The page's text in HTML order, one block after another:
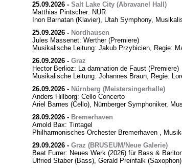
25.09.2026- Salt Lake City (Abravanel Hall)
Matthias Pintscher: NUR
Inon Barnatan (Klavier), Utah Symphony,
25.09.2026- Nordhausen
Jules Massenet: Werther (Premiere)
Musikalische Leitung: Jakub Przybicien, Regie:
26.09.2026- Graz
Hector Berlioz: La damnation de Faust (Premiere)
Musikalische Leitung: Johannes Braun, Regie:
26.09.2026- Nürnberg (Meistersingerhalle)
Anders Hillborg: Cello Concerto
Ariel Barnes (Cello), Nürnberger Symphoniker,
28.09.2026- Bremerhaven
Arnold Bax: Tintagel
Philharmonisches Orchester Bremerhaven ,
29.09.2026- Graz (BRUSEUM/Neue Galerie)
Beat Furrer: Neues Werk (2026) für Bass &
Ulfried Staber (Bass), Gerald Preinfalk (Saxophon)